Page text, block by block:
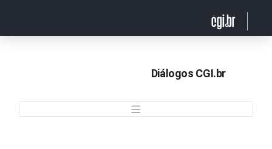
Diálogos CGI.br